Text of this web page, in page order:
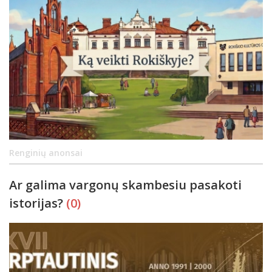
Renginių anonsai
Ar galima vargonų skambesiu pasakoti
istorijas? (0)